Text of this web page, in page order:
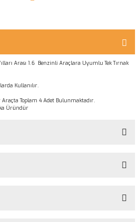
Arası 1.6 Benzinli Araçlara Uyumlu Tek Tırnak
Kullanılır.
Toplam 4 Adet Bulunmaktadır.
Üründür
henüz soru sorulmamış.